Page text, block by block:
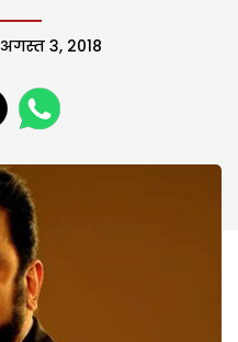
अगस्त 3, 2018